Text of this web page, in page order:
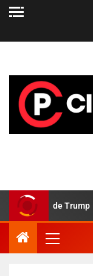
aliado de Trump